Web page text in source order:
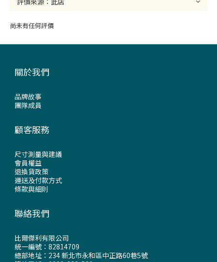
尚未有任何評價
關於我們
品牌故事
團隊成員
顧客服務
尺寸測量與建議
會員權益
退換貨政策
運送及付款方式
條款與細則
聯絡我們
比爾傑利有限公司
統一編號：82814709
總部地址：234 新北市永和區中正路60巷5號